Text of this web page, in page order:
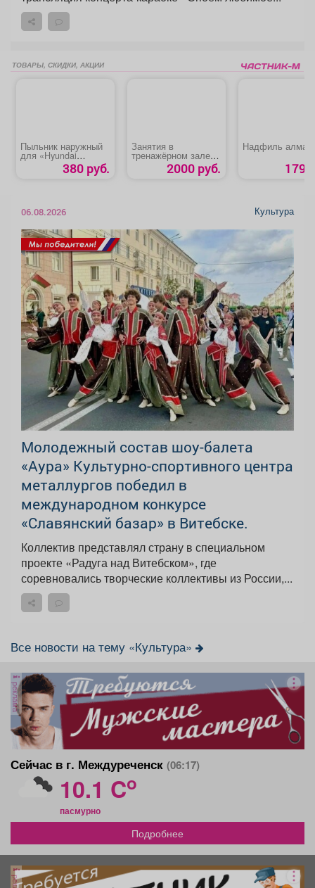
ТОВАРЫ, СКИДКИ, АКЦИИ
Пыльник наружный
для «Hyundai
Tucson» 380 руб.
Занятия в
тренажёрном зале
для взрослых2000 руб.
Надфиль
179
06.08.2026 Культура
Молодежный состав шоу-балета
«Аура» Культурно-спортивного центра
металлургов победил в
международном конкурсе
«Славянский базар» в Витебске.
Коллектив представлял страну в специальном
проекте «Радуга над Витебском», где
соревновались творческие коллективы из России,...
Все новости на тему «Культура»
реклама
Сейчас в г. Междуреченск (06:17)
10.1 Co
пасмурно
Подробнее